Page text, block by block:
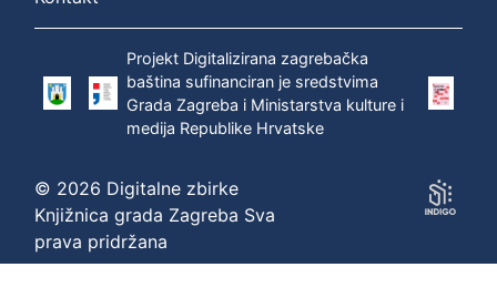
P
a
n
o
1
Projekt Digitalizirana zagrebačka
baština sufinanciran je sredstvima
Grada Zagreba i Ministarstva kulture i
medija Republike Hrvatske
© 2026 Digitalne zbirke
Knjižnica grada Zagreba Sva
prava pridržana